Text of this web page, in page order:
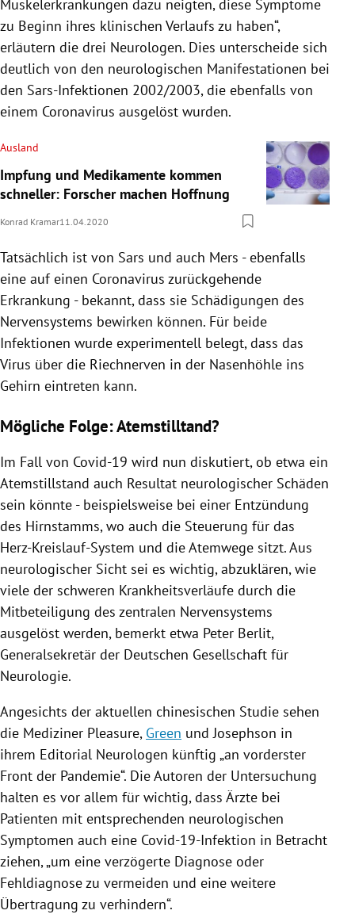
Muskelerkrankungen dazu neigten, diese Symptome
zu Beginn ihres klinischen Verlaufs zu haben“,
erläutern die drei Neurologen. Dies unterscheide sich
deutlich von den neurologischen Manifestationen bei
den Sars-Infektionen 2002/2003, die ebenfalls von
einem Coronavirus ausgelöst wurden.
Ausland
Impfung und Medikamente kommen
schneller: Forscher machen Hoffnung
Konrad Kramar11.04.2020
Tatsächlich ist von Sars und auch Mers - ebenfalls
eine auf einen Coronavirus zurückgehende
Erkrankung - bekannt, dass sie Schädigungen des
Nervensystems bewirken können. Für beide
Infektionen wurde experimentell belegt, dass das
Virus über die Riechnerven in der Nasenhöhle ins
Gehirn eintreten kann.
Mögliche Folge: Atemstilltand?
Im Fall von Covid-19 wird nun diskutiert, ob etwa ein
Atemstillstand auch Resultat neurologischer Schäden
sein könnte - beispielsweise bei einer Entzündung
des Hirnstamms, wo auch die Steuerung für das
Herz-Kreislauf-System und die Atemwege sitzt. Aus
neurologischer Sicht sei es wichtig, abzuklären, wie
viele der schweren Krankheitsverläufe durch die
Mitbeteiligung des zentralen Nervensystems
ausgelöst werden, bemerkt etwa Peter Berlit,
Generalsekretär der Deutschen Gesellschaft für
Neurologie.
Angesichts der aktuellen chinesischen Studie sehen
die Mediziner Pleasure, Green undJosephson in
ihrem Editorial Neurologen künftig „an vorderster
Front der Pandemie“. Die Autoren der Untersuchung
halten es vor allem für wichtig, dass Ärzte bei
Patienten mit entsprechenden neurologischen
Symptomen auch eine Covid-19-Infektion in Betracht
ziehen, „um eine verzögerte Diagnose oder
Fehldiagnose zu vermeiden und eine weitere
Übertragung zu verhindern“.